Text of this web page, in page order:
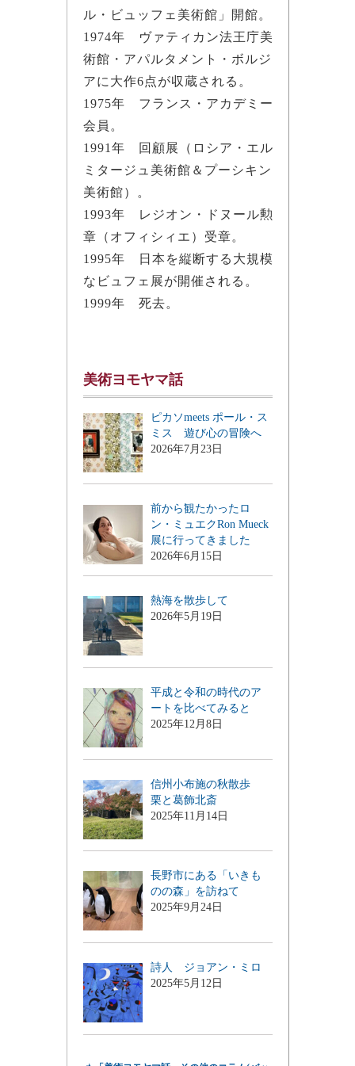
ル・ビュッフェ美術館」開館。
1974年 ヴァティカン法王庁美
術館・アパルタメント・ボルジ
アに大作6点が収蔵される。
1975年 フランス・アカデミー
会員。
1991年 回顧展（ロシア・エル
ミタージュ美術館＆プーシキン
美術館）。
1993年 レジオン・ドヌール勲
章（オフィシィエ）受章。
1995年 日本を縦断する大規模
なビュフェ展が開催される。
1999年 死去。
美術ヨモヤマ話
ピカソmeets ポール・ス
ミス 遊び心の冒険へ
2026年7月23日
前から観たかったロ
ン・ミュエクRon Mueck
展に行ってきました
2026年6月15日
熱海を散歩して
2026年5月19日
平成と令和の時代のア
ートを比べてみると
2025年12月8日
信州小布施の秋散歩
栗と葛飾北斎
2025年11月14日
長野市にある「いきも
のの森」を訪ねて
2025年9月24日
詩人 ジョアン・ミロ
2025年5月12日